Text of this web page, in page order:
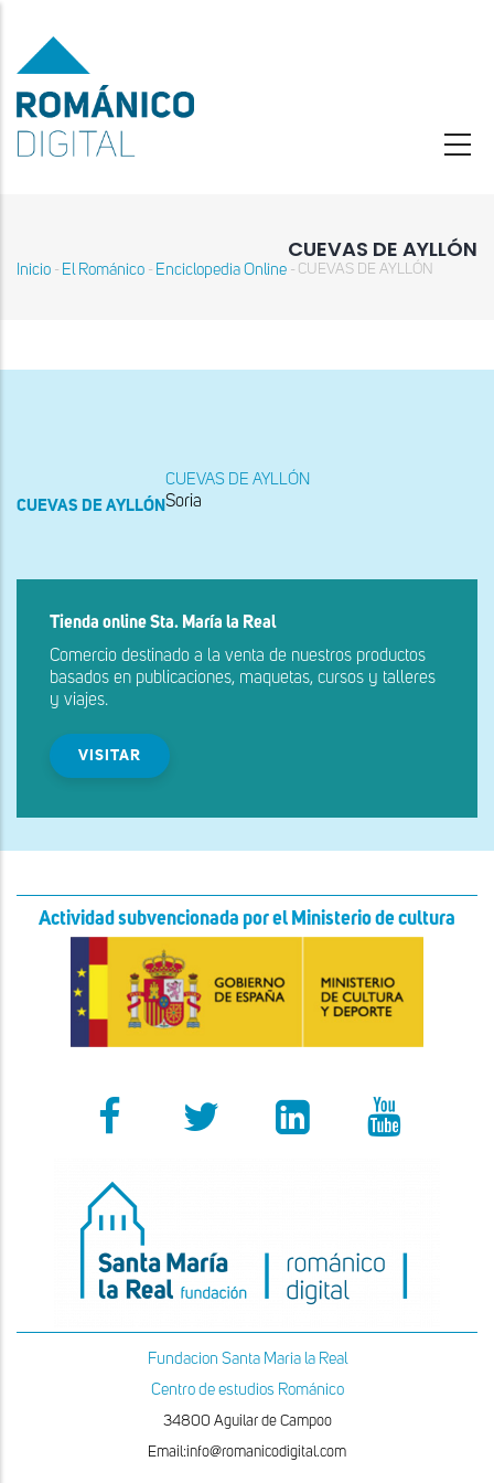
contenido
principal
CUEVAS DE AYLLÓN
navegación
Inicio - El Románico - Enciclopedia Online - CUEVAS DE AYLLÓN
CUEVAS DE AYLLÓN
CUEVAS DE AYLLÓN
Soria
Tienda online Sta. María la Real
Comercio destinado a la venta de nuestros productos
basados en publicaciones, maquetas, cursos y talleres
y viajes.
VISITAR
Actividad subvencionada por el Ministerio de cultura
Fundacion Santa Maria la Real
Centro de estudios Románico
34800 Aguilar de Campoo
Email:info@romanicodigital.com